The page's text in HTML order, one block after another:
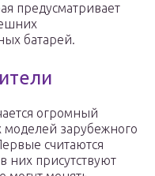
предусматривает
батарей.
огромный
моделей зарубежного
считаются
них присутствуют